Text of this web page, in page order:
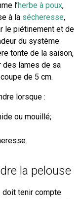
l’herbe à poux,
à la sécheresse,
le piétinement et de
du système
tonte de la saison,
des lames de sa
de 5 cm.
lorsque :
ou mouillé;
la pelouse
doit tenir compte